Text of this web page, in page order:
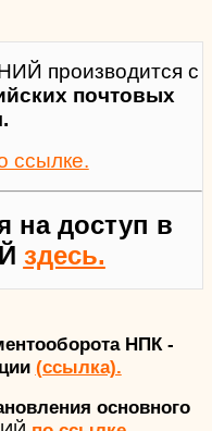
производится с
почтовых
ссылке.
на доступ в
здесь.
НПК -
(ссылка).
основного